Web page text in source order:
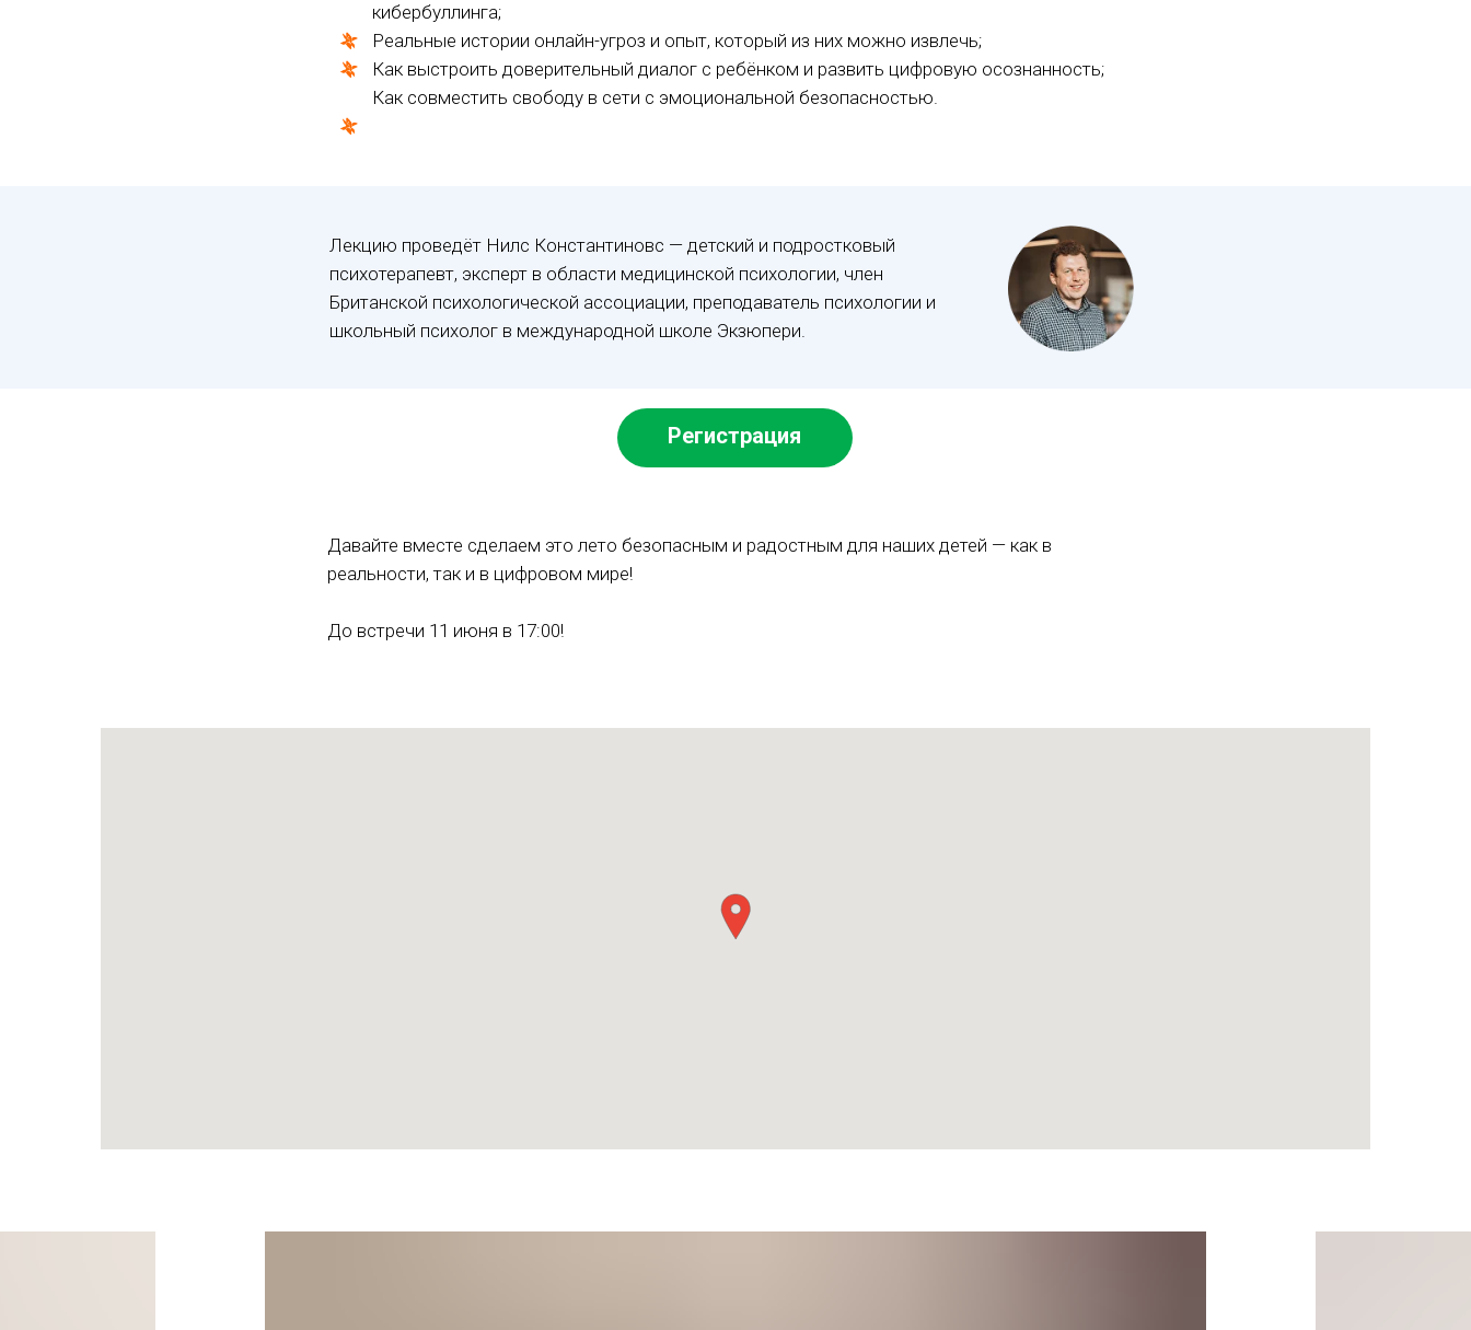
кибербуллинга;
Реальные истории онлайн-угроз и опыт, который из них можно извлечь;
Как выстроить доверительный диалог с ребёнком и развить цифровую осознанность;
Как совместить свободу в сети с эмоциональной безопасностью.
Лекцию проведёт Нилс Константиновс — детский и подростковый
психотерапевт, эксперт в области медицинской психологии, член
Британской психологической ассоциации, преподаватель психологии и
школьный психолог в международной школе Экзюпери.
Регистрация
Давайте вместе сделаем это лето безопасным и радостным для наших детей — как в
реальности, так и в цифровом мире!
До встречи 11 июня в 17:00!